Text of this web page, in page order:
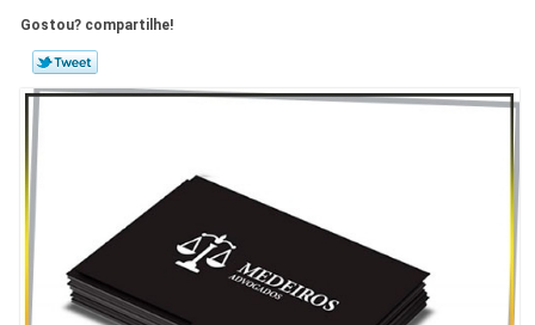
Gostou? compartilhe!